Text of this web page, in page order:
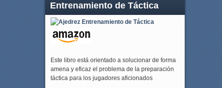
Entrenamiento de Táctica
Este libro está orientado a solucionar de forma
amena y eficaz el problema de la preparación
táctica para los jugadores aficionados